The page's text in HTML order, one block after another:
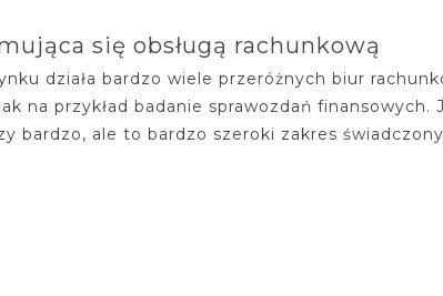
się obsługą rachunkową
działa bardzo wiele przeróżnych biur
na przykład badanie sprawozdań
bardzo, ale to bardzo szeroki zakres